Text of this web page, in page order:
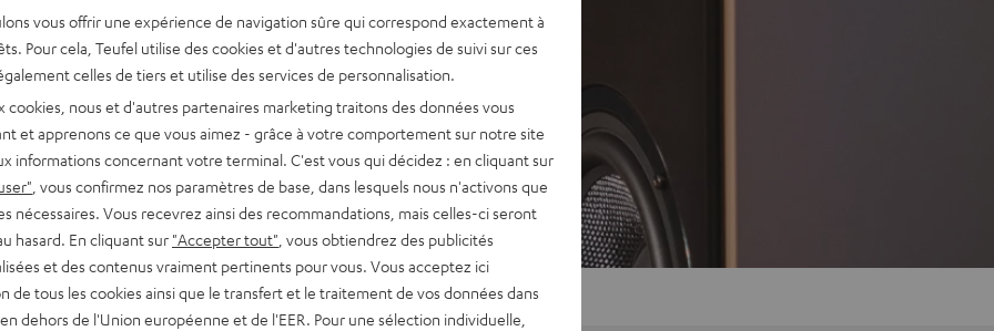
vous offrir une expérience de navigation sûre qui correspond exactement à
Pour cela, Teufel utilise des cookies et d'autres technologies de suivi sur ces
celles de tiers et utilise des services de personnalisation.
cookies, nous et d'autres partenaires marketing traitons des données vous
et apprenons ce que vous aimez - grâce à votre comportement sur notre site
informations concernant votre terminal. C'est vous qui décidez : en cliquant sur
, vous confirmez nos paramètres de base, dans lesquels nous n'activons que
nécessaires. Vous recevrez ainsi des recommandations, mais celles-ci seront
hasard. En cliquant sur "Accepter tout" , vous obtiendrez des publicités
et des contenus vraiment pertinents pour vous. Vous acceptez ici
de tous les cookies ainsi que le transfert et le traitement de vos données dans
dehors de l'Union européenne et de l'EER. Pour une sélection individuelle,